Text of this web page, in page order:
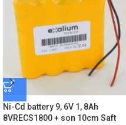
Ni-Cd battery 9, 6V 1, 8Ah
8VRECS1800 + son 10cm Saft